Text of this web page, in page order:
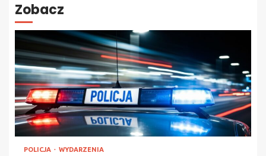
Zobacz
POLICJA WYDARZENIA